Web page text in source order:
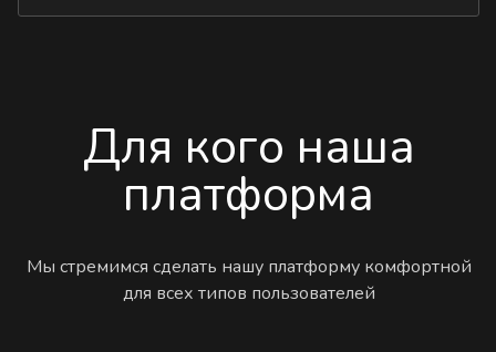
Для кого наша
платформа
Мы стремимся сделать нашу платформу комфортной
для всех типов пользователей